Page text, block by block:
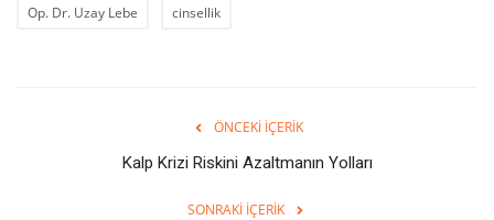
Op. Dr. Uzay Lebe cinsellik
ÖNCEKI İÇERIK
Kalp Krizi Riskini Azaltmanın Yolları
SONRAKI İÇERIK